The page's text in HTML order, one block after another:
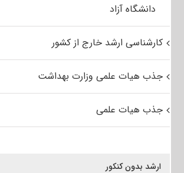
دانشگاه آزاد
کارشناسی ارشد خارج از کشور
جذب هیات علمی وزارت بهداشت
جذب هیات علمی
ارشد بدون کنکور